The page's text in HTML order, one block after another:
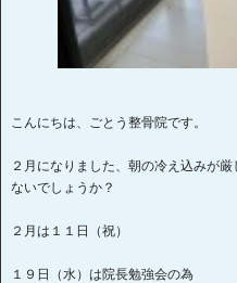
こんにちは、ごとう整骨院です。
２月になりました、朝の冷え込みが
ないでしょうか？
２月は１１日（祝）
１９日（水）は院長勉強会の為